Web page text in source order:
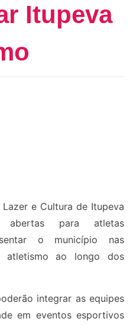
Itupeva
e Cultura de Itupeva
abertas para atletas
o município nas
atletismo ao longo dos
integrar as equipes
em eventos esportivos